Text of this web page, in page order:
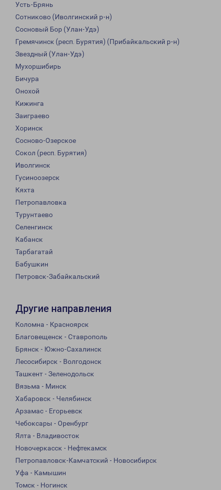
Усть-Брянь
Сотниково (Иволгинский р-н)
Сосновый Бор (Улан-Удэ)
Гремячинск (респ. Бурятия) (Прибайкальский р-н)
Звездный (Улан-Удэ)
Мухоршибирь
Бичура
Онохой
Кижинга
Заиграево
Хоринск
Сосново-Озерское
Сокол (респ. Бурятия)
Иволгинск
Гусиноозерск
Кяхта
Петропавловка
Турунтаево
Селенгинск
Кабанск
Тарбагатай
Бабушкин
Петровск-Забайкальский
Другие направления
Коломна - Красноярск
Благовещенск - Ставрополь
Брянск - Южно-Сахалинск
Лесосибирск - Волгодонск
Ташкент - Зеленодольск
Вязьма - Минск
Хабаровск - Челябинск
Арзамас - Егорьевск
Чебоксары - Оренбург
Ялта - Владивосток
Новочеркасск - Нефтекамск
Петропавловск-Камчатский - Новосибирск
Уфа - Камышин
Томск - Ногинск